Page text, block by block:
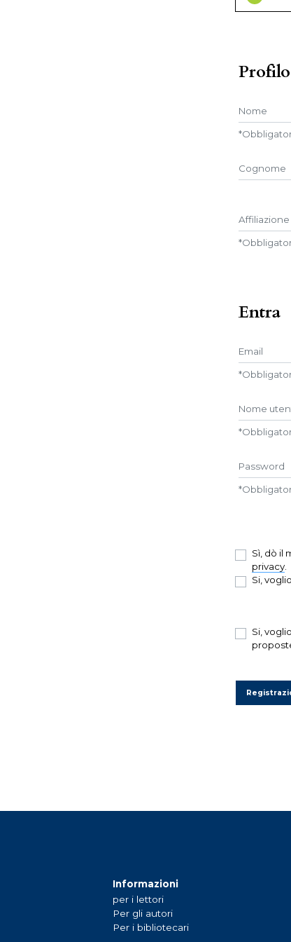
Profilo
*
*
Entra
*
*
*
Sì, dò il
privacy
Si,
Si,
Informazioni
per i lettori
Per gli autori
Per i bibliotecari